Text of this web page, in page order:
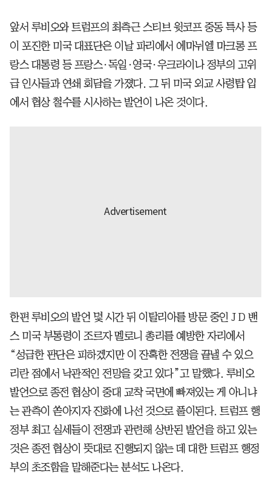
앞서 루비오와 트럼프의 최측근 스티브 윗코프 중동 특사 등
이 포진한 미국 대표단은 이날 파리에서 에마뉘엘 마크롱 프
랑스 대통령 등 프랑스·독일·영국·우크라이나 정부의 고위
급 인사들과 연쇄 회담을 가졌다. 그 뒤 미국 외교 사령탑 입
에서 협상 철수를 시사하는 발언이 나온 것이다.
한편 루비오의 발언 몇 시간 뒤 이탈리아를 방문 중인 J D 밴
스 미국 부통령이 조르자 멜로니 총리를 예방한 자리에서
“성급한 판단은 피하겠지만 이 잔혹한 전쟁을 끝낼 수 있으
리란 점에서 낙관적인 전망을 갖고 있다”고 말했다. 루비오
발언으로 종전 협상이 중대 교착 국면에 빠져있는 게 아니냐
는 관측이 쏟아지자 진화에 나선 것으로 풀이된다. 트럼프 행
정부 최고 실세들이 전쟁과 관련해 상반된 발언을 하고 있는
것은 종전 협상이 뜻대로 진행되지 않는 데 대한 트럼프 행정
부의 초조함을 말해준다는 분석도 나온다.